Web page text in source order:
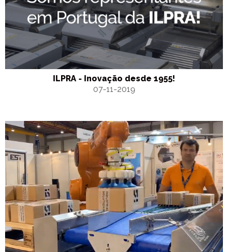
ILPRA - Inovação desde 1955!
07-11-2019